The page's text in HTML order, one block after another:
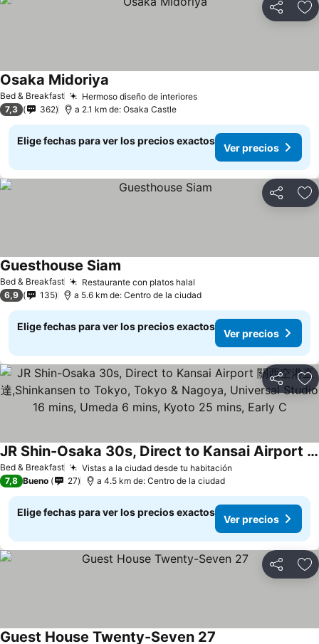
Compartir
Bed & Breakfast Hermoso diseño de interiores
Osaka Midoriya
7,3 362 a 2.1 km de: Osaka Castle
Elige fechas para ver los precios exactos
Ver precios
Compartir
Bed & Breakfast Restaurante con platos halal
Guesthouse Siam
6,9 135 a 5.6 km de: Centro de la ciudad
Elige fechas para ver los precios exactos
Ver precios
Compartir
Bed & Breakfast Vistas a la ciudad desde tu habitación
JR Shin-Osaka 30s, Direct to Kansai Airport 關西空港直達,Shinkansen to Tokyo, Tokyo & Nagoya, Universal Studio 16 mins, Umeda 6 mins, Kyoto 25 mins, Early C
7,8 Bueno 27 a 4.5 km de: Centro de la ciudad
Elige fechas para ver los precios exactos
Ver precios
Compartir
Guest House Twenty-Seven 27